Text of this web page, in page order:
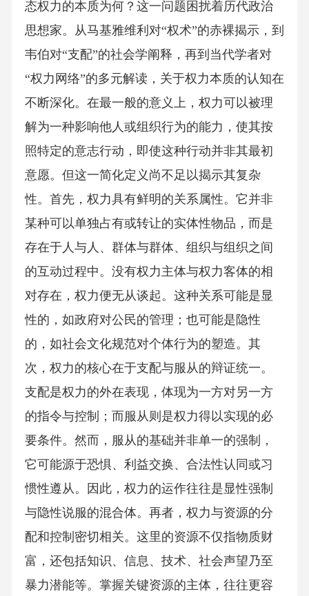
态权力的本质为何？这一问题困扰着历代政治
思想家。从马基雅维利对“权术”的赤裸揭示，到
韦伯对“支配”的社会学阐释，再到当代学者对
“权力网络”的多元解读，关于权力本质的认知在
不断深化。在最一般的意义上，权力可以被理
解为一种影响他人或组织行为的能力，使其按
照特定的意志行动，即使这种行动并非其最初
意愿。但这一简化定义尚不足以揭示其复杂
性。首先，权力具有鲜明的关系属性。它并非
某种可以单独占有或转让的实体性物品，而是
存在于人与人、群体与群体、组织与组织之间
的互动过程中。没有权力主体与权力客体的相
对存在，权力便无从谈起。这种关系可能是显
性的，如政府对公民的管理；也可能是隐性
的，如社会文化规范对个体行为的塑造。其
次，权力的核心在于支配与服从的辩证统一。
支配是权力的外在表现，体现为一方对另一方
的指令与控制；而服从则是权力得以实现的必
要条件。然而，服从的基础并非单一的强制，
它可能源于恐惧、利益交换、合法性认同或习
惯性遵从。因此，权力的运作往往是显性强制
与隐性说服的混合体。再者，权力与资源的分
配和控制密切相关。这里的资源不仅指物质财
富，还包括知识、信息、技术、社会声望乃至
暴力潜能等。掌握关键资源的主体，往往更容